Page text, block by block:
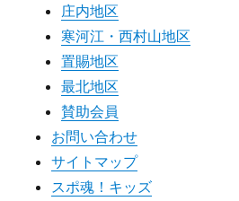
庄内地区
寒河江・西村山地区
置賜地区
最北地区
賛助会員
お問い合わせ
サイトマップ
スポ魂！キッズ